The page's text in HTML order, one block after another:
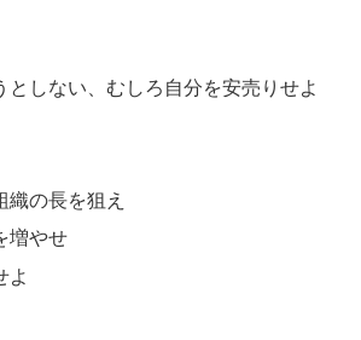
としない、むしろ自分を安売りせよ
織の長を狙え
増やせ
よ